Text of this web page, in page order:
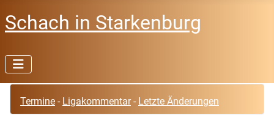
Schach in Starkenburg
Termine - Ligakommentar- Letzte Änderungen